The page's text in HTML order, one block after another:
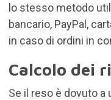
lo stesso metodo
bancario, PayPal,
in caso di ordini in
Calcolo dei
Se il reso è dovuto